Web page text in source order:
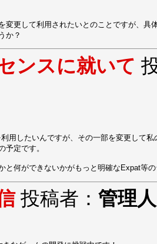
変更して利用されたいとのことですが、具
か？
ンスに就いて
用したいんですが、その一部を変更して
予定です。
と何ができないかがもっと明確なExpat等
投稿者： 管理人